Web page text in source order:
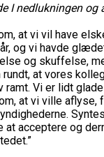
I nedlukningen og
at vi vil have
og vi havde
og skuffelse,
at vores
ramt. Vi er lidt
at vi ville aflyse,
at acceptere og